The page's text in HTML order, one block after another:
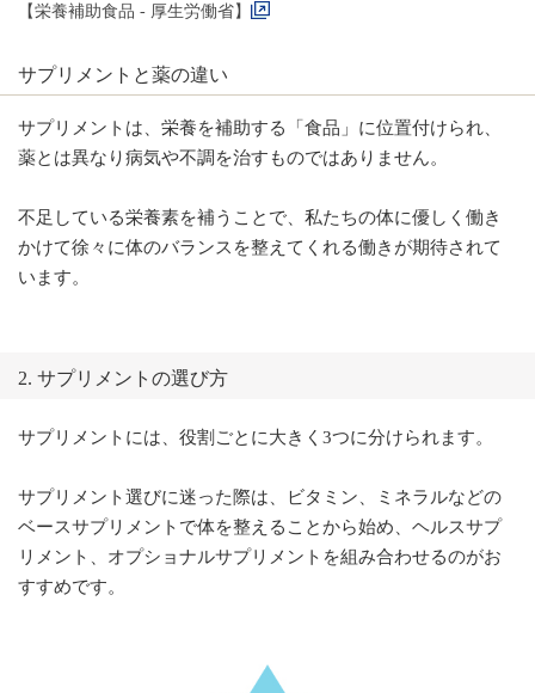
【栄養補助食品 - 厚生労働省】
サプリメントと薬の違い
サプリメントは、栄養を補助する「食品」に位置付けられ、
薬とは異なり病気や不調を治すものではありません。
不足している栄養素を補うことで、私たちの体に優しく働き
かけて徐々に体のバランスを整えてくれる働きが期待されて
います。
2. サプリメントの選び方
サプリメントには、役割ごとに大きく3つに分けられます。
サプリメント選びに迷った際は、ビタミン、ミネラルなどの
ベースサプリメントで体を整えることから始め、ヘルスサプ
リメント、オプショナルサプリメントを組み合わせるのがお
すすめです。